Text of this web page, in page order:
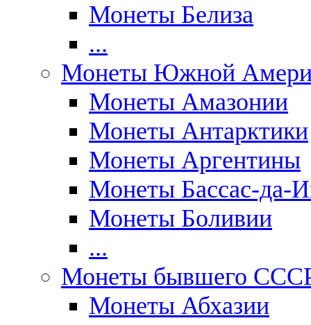
Монеты Белиза
...
Монеты Южной
Монеты Амазонии
Монеты Антарктики
Монеты Аргентины
Монеты Бассас-да-
Монеты Боливии
...
Монеты бывшего
Монеты Абхазии